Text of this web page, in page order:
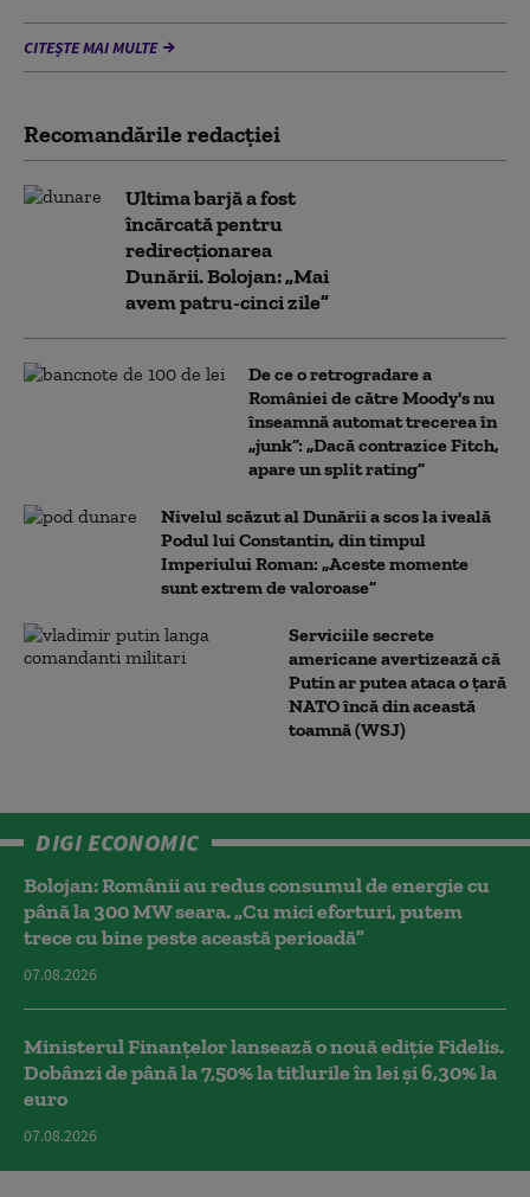
CITEȘTE MAI MULTE
Recomandările redacţiei
Ultima barjă a fost
încărcată pentru
redirecționarea
Dunării. Bolojan: „Mai
avem patru-cinci zile”
De ce o retrogradare a
României de către Moody's nu
înseamnă automat trecerea în
„junk”: „Dacă contrazice Fitch,
apare un split rating”
Nivelul scăzut al Dunării a scos la iveală
Podul lui Constantin, din timpul
Imperiului Roman: „Aceste momente
sunt extrem de valoroase”
Serviciile secrete
americane avertizează că
Putin ar putea ataca o țară
NATO încă din această
toamnă (WSJ)
DIGI ECONOMIC
Bolojan: Românii au redus consumul de energie cu
până la 300 MW seara. „Cu mici eforturi, putem
trece cu bine peste această perioadă”
07.08.2026
Ministerul Finanțelor lansează o nouă ediție Fidelis.
Dobânzi de până la 7,50% la titlurile în lei și 6,30% la
euro
07.08.2026